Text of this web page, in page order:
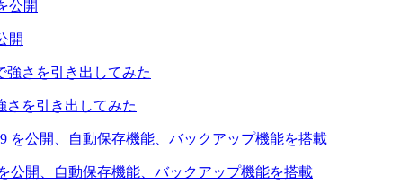
開
さを引き出してみた
公開、自動保存機能、バックアップ機能を搭載